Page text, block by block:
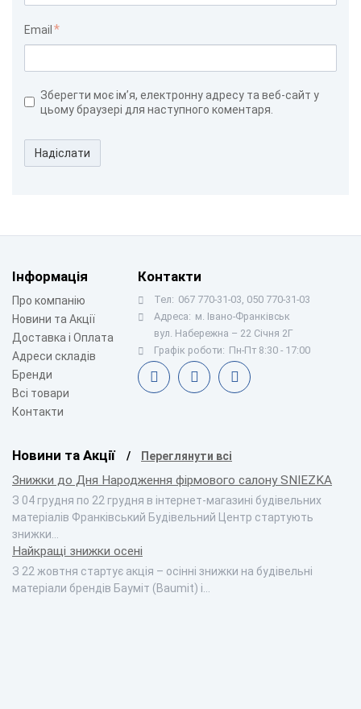
Email
Зберегти моє ім’я, електронну адресу та веб-сайт у
цьому браузері для наступного коментаря.
Надіслати
Інформація
Про компанію
Новини та Акції
Доставка і Оплата
Адреси складів
Бренди
Всі товари
Контакти
Контакти
Тел: 067 770-31-03, 050 770-31-03
Адреса: м. Івано-Франківськ
вул. Набережна – 22 Січня 2Г
Графік роботи: Пн-Пт 8:30 - 17:00
Новини та Акції Переглянути всі
Знижки до Дня Народження фірмового салону SNIEZKA
З 04 грудня по 22 грудня в інтернет-магазині будівельних
матеріалів Франківський Будівельний Центр стартують
знижки…
Найкращі знижки осені
З 22 жовтня стартує акція – осінні знижки на будівельні
матеріали брендів Бауміт (Baumit) і…